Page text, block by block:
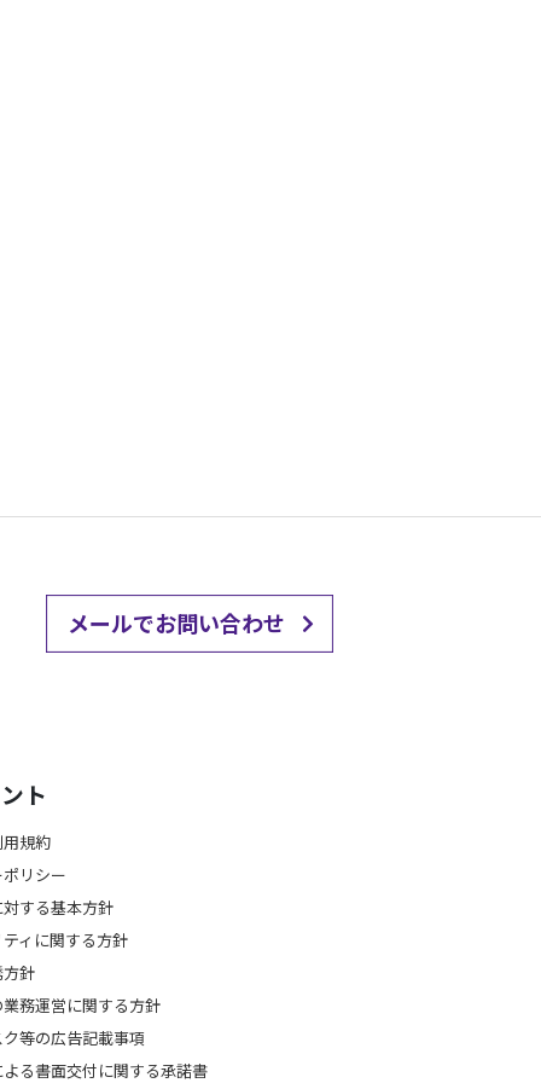
メールでお問い合わせ
ト
規約
リシー
する基本方針
ィに関する方針
方針
務運営に関する方針
等の広告記載事項
る書面交付に関する承諾書